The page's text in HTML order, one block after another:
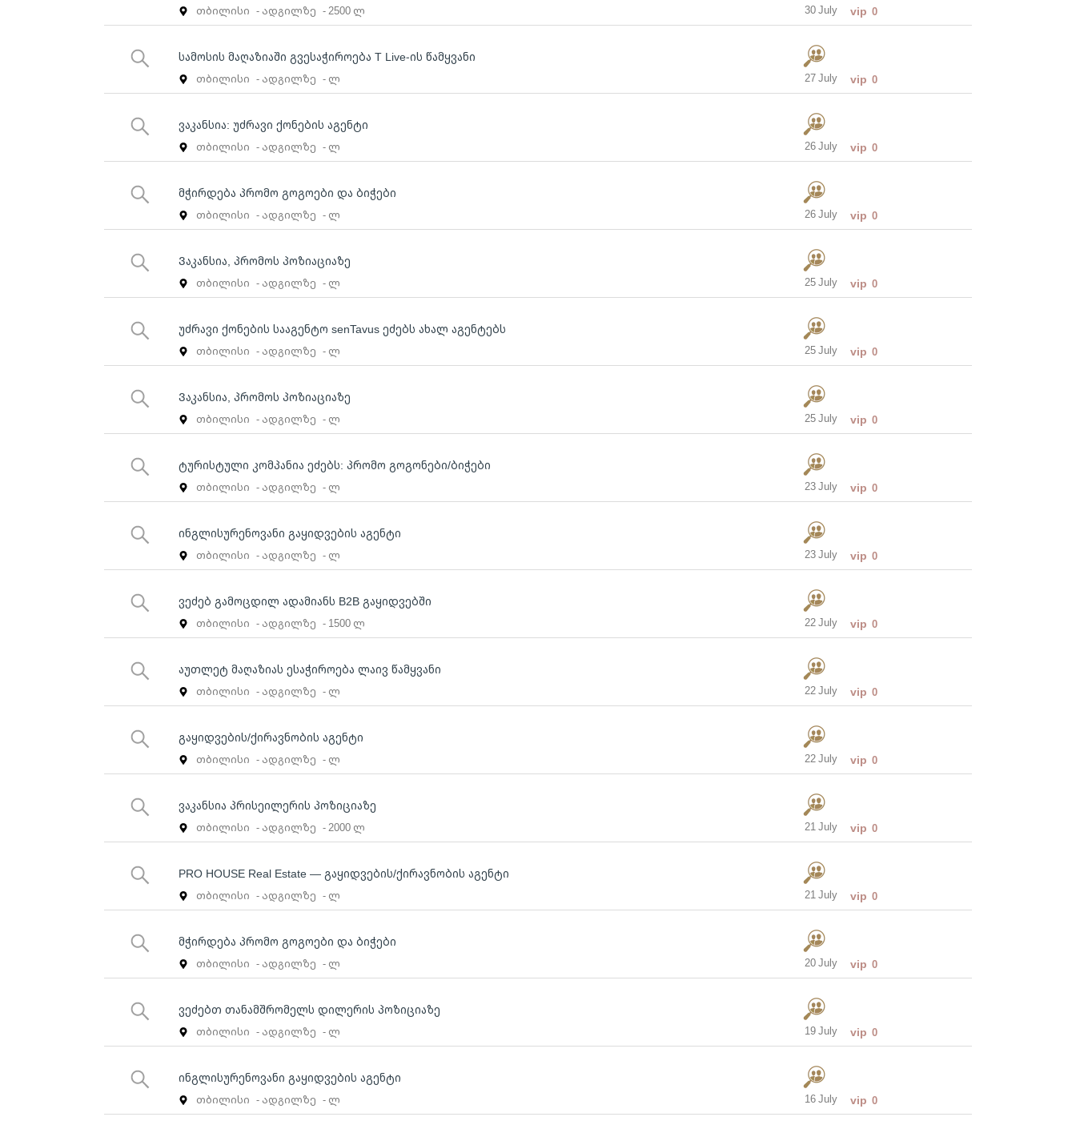
თბილისი - ადგილზე - 2500 ლ 30 July vip 0
სამოსის მაღაზიაში გვესაჭიროება T Live-ის წამყვანი
თბილისი - ადგილზე - ლ 27 July vip 0
ვაკანსია: უძრავი ქონების აგენტი
თბილისი - ადგილზე - ლ 26 July vip 0
მჭირდება პრომო გოგოები და ბიჭები
თბილისი - ადგილზე - ლ 26 July vip 0
Ვაკანსია, პრომოს პოზიაციაზე
თბილისი - ადგილზე - ლ 25 July vip 0
უძრავი ქონების სააგენტო senTavus ეძებს ახალ აგენტებს
თბილისი - ადგილზე - ლ 25 July vip 0
Ვაკანსია, პრომოს პოზიაციაზე
თბილისი - ადგილზე - ლ 25 July vip 0
ტურისტული კომპანია ეძებს: პრომო გოგონები/ბიჭები
თბილისი - ადგილზე - ლ 23 July vip 0
ინგლისურენოვანი გაყიდვების აგენტი
თბილისი - ადგილზე - ლ 23 July vip 0
ვეძებ გამოცდილ ადამიანს B2B გაყიდვებში
თბილისი - ადგილზე - 1500 ლ 22 July vip 0
აუთლეტ მაღაზიას ესაჭიროება ლაივ წამყვანი
თბილისი - ადგილზე - ლ 22 July vip 0
გაყიდვების/ქირავნობის აგენტი
თბილისი - ადგილზე - ლ 22 July vip 0
ვაკანსია პრისეილერის პოზიციაზე
თბილისი - ადგილზე - 2000 ლ 21 July vip 0
PRO HOUSE Real Estate — გაყიდვების/ქირავნობის აგენტი
თბილისი - ადგილზე - ლ 21 July vip 0
მჭირდება პრომო გოგოები და ბიჭები
თბილისი - ადგილზე - ლ 20 July vip 0
ვეძებთ თანამშრომელს დილერის პოზიციაზე
თბილისი - ადგილზე - ლ 19 July vip 0
ინგლისურენოვანი გაყიდვების აგენტი
თბილისი - ადგილზე - ლ 16 July vip 0